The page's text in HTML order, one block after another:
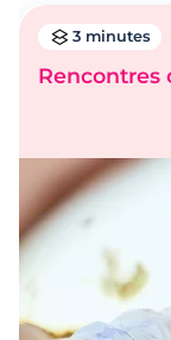
3 minutes
Rencontres